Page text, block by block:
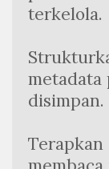
terkelola.
metadata
disimpan.
Terapkan